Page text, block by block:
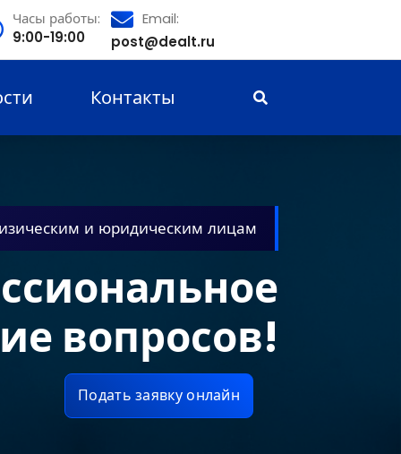
Часы работы:
9:00-19:00
Email:
post@dealt.ru
Контакты
и юридическим лицам
вопросов!
Подать заявку онлайн